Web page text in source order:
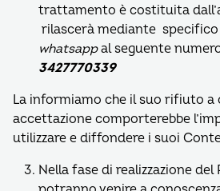
trattamento è costituita
rilascerà mediante
whatsappal seguente
3427770339
La informiamo che il suo rifiuto
accettazione comporterebbe
utilizzare e diffondere i suoi
Nella fase di realizzazione